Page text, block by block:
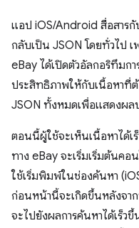
แอป iOS/Android สื่อสาร
กลับเป็น JSON โดยทั่วไป
eBay ได้เปิดตัวอัลกอริทึมก
ประสิทธิภาพให้กับเนื้อหาที่
JSON ทั้งหมดเพื่อแสดงผล
ตอนนี้ผู้ใช้จะเห็นเนื้อหาได้
ทาง eBay จะเริ่มเริ่มต้นค
ใช้เริ่มพิมพ์ในช่องค้นหา
ก่อนหน้านี้จะเกิดขึ้นหลังจ
จะไปยังผลการค้นหาได้เร็วขึ้